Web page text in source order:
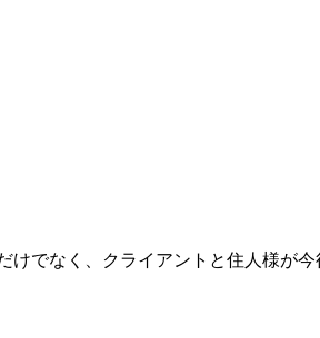
でなく、クライアントと住人様が